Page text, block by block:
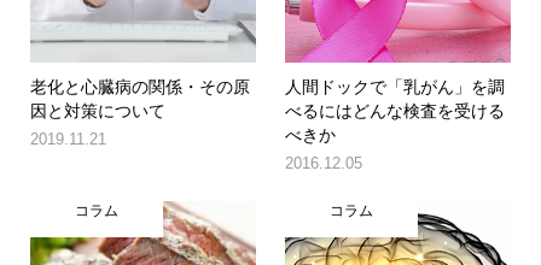
老化と心臓病の関係・その原
因と対策について
2019.11.21
人間ドックで「乳がん」を調
べるにはどんな検査を受ける
べきか
2016.12.05
コラム コラム